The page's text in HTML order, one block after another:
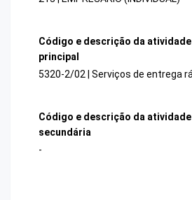
Código e descrição da
principal
5320-2/02 | Serviços de entrega
Código e descrição da
secundária
-